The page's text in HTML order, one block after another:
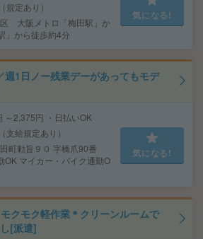
規定あり）
大阪メトロ「梅田駅」か
」から徒歩約4分
気になる!
週1日ノー残業デーがあってもモデ
～2,375円 ・日払いOK
支給規定あり）
町勅旨９０ 字橋爪90番
OK マイカー・バイク通勤O
気になる!
モクモク軽作業＊クリーンルームで
[派遣]